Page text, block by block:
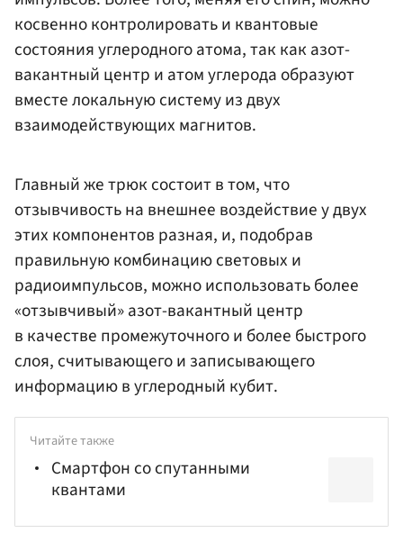
косвенно контролировать и квантовые
состояния углеродного атома, так как азот-
вакантный центр и атом углерода образуют
вместе локальную систему из двух
взаимодействующих магнитов.
Главный же трюк состоит в том, что
отзывчивость на внешнее воздействие у двух
этих компонентов разная, и, подобрав
правильную комбинацию световых и
радиоимпульсов, можно использовать более
«отзывчивый» азот-вакантный центр
в качестве промежуточного и более быстрого
слоя, считывающего и записывающего
информацию в углеродный кубит.
Читайте также
Смартфон со спутанными
квантами